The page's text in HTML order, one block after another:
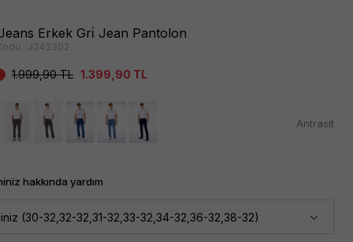
Erkek Gri̇ Jean Pantolon
: J242302
1.999,90TL 1.399,90 TL
Antrasit
hakkında yardım
(30-32,32-32,31-32,33-32,34-32,36-32,38-32)